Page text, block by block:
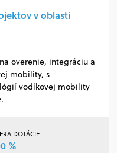
v oblasti
overenie, integráciu a
mobility, s
vodíkovej mobility
DOTÁCIE
%